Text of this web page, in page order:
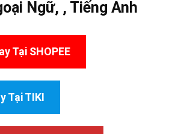
Ngữ, , Tiếng Anh
Tại SHOPEE
Tại TIKI